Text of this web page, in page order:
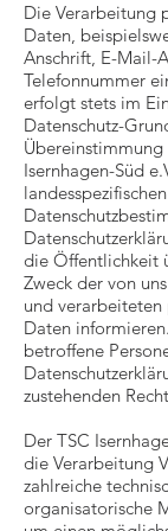
Die Verarbeitung
Daten,
Anschrift, E-Mail-
Telefonnummer
erfolgt stets im
Datenschutz-
Isernhagen-Süd
landesspezifischen
die Öffentlichkeit
Zweck der von
und verarbeiteten
Daten
betroffene
zustehenden
Der TSC
die Verarbeitung
zahlreiche
organisatorische